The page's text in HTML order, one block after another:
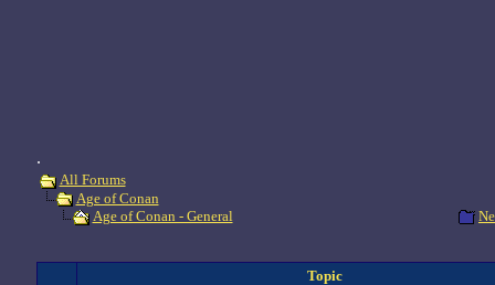
.
All Forums
Age of Conan
Age of Conan - General
Topic